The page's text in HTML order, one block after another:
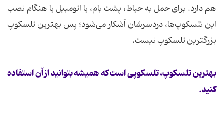
هم دارد. برای حمل به حیاط، پشت بام، یا اتومبیل یا هنگام نصب
این تلسکوپ‌ها، دردسرشان آشکار می‌شود؛ پس بهترین تلسکوپ
بزرگترین تلسکوپ نیست.
بهترین تلسکوپ، تلسکوپی است که همیشه بتوانید از آن استفاده
کنید.